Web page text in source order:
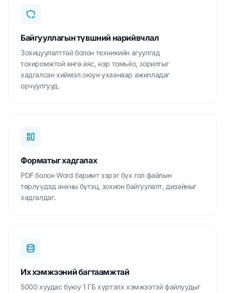
Байгууллагын түвшний нарийвчлал
Зохицуулалттай болон техникийн агуулгад
тохиромжтой өнгө аяс, нэр томьёо, зорилгыг
хадгалсан хиймэл оюун ухаанаар ажилладаг
орчуулгууд.
Форматыг хадгалах
PDF болон Word баримт зэрэг бүх гол файлын
төрлүүдэд анхны бүтэц, зохион байгуулалт, дизайныг
хадгалдаг.
Их хэмжээний багтаамжтай
5000 хуудас буюу 1 ГБ хүртэлх хэмжээтэй файлуудыг